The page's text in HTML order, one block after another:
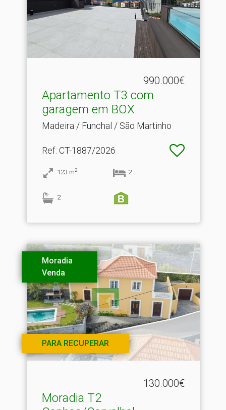
990.000€
Apartamento T3 com
garagem em BOX
Madeira / Funchal / São Martinho
Ref: CT-1887/2026
123 m2 2
2
Moradia
Venda
PARA RECUPERAR
130.000€
Moradia T2